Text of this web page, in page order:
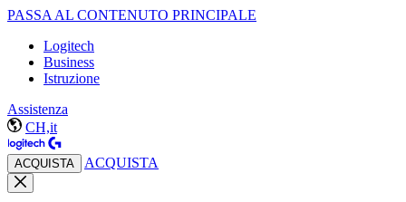
PASSA AL CONTENUTO PRINCIPALE
Logitech
Business
Istruzione
Assistenza
CH,it
ACQUISTA ACQUISTA